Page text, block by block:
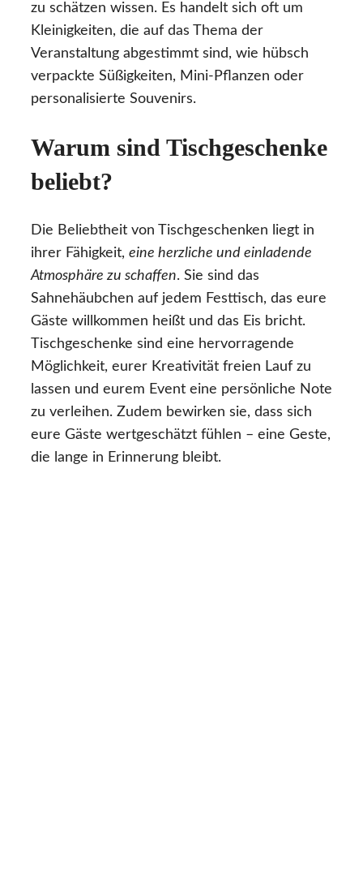
zu schätzen wissen. Es handelt sich oft um
Kleinigkeiten, die auf das Thema der
Veranstaltung abgestimmt sind, wie hübsch
verpackte Süßigkeiten, Mini-Pflanzen oder
personalisierte Souvenirs.
Warum sind Tischgeschenke
beliebt?
Die Beliebtheit von Tischgeschenken liegt in
ihrer Fähigkeit, eine herzliche und einladende
Atmosphäre zu schaffen. Sie sind das
Sahnehäubchen auf jedem Festtisch, das eure
Gäste willkommen heißt und das Eis bricht.
Tischgeschenke sind eine hervorragende
Möglichkeit, eurer Kreativität freien Lauf zu
lassen und eurem Event eine persönliche Note
zu verleihen. Zudem bewirken sie, dass sich
eure Gäste wertgeschätzt fühlen – eine Geste,
die lange in Erinnerung bleibt.